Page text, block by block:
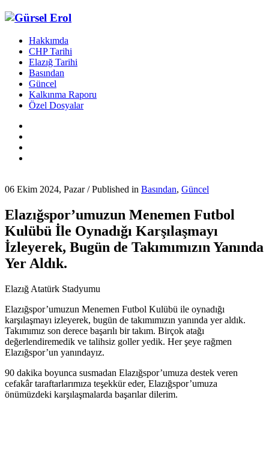
Hakkımda
CHP Tarihi
Elazığ Tarihi
Basından
Güncel
Kalkınma Raporu
Özel Dosyalar
06 Ekim 2024, Pazar /Published in Basından, Güncel
Elazığspor’umuzun Menemen Futbol
Kulübü İle Oynadığı Karşılaşmayı
İzleyerek, Bugün de Takımımızın Yanında
Yer Aldık.
Elazığ Atatürk Stadyumu
Elazığspor’umuzun Menemen Futbol Kulübü ile oynadığı
karşılaşmayı izleyerek, bugün de takımımızın yanında yer aldık.
Takımımız son derece başarılı bir takım. Birçok atağı
değerlendiremedik ve talihsiz goller yedik. Her şeye rağmen
Elazığspor’un yanındayız.
90 dakika boyunca susmadan Elazığspor’umuza destek veren
cefakâr taraftarlarımıza teşekkür eder, Elazığspor’umuza
önümüzdeki karşılaşmalarda başarılar dilerim.